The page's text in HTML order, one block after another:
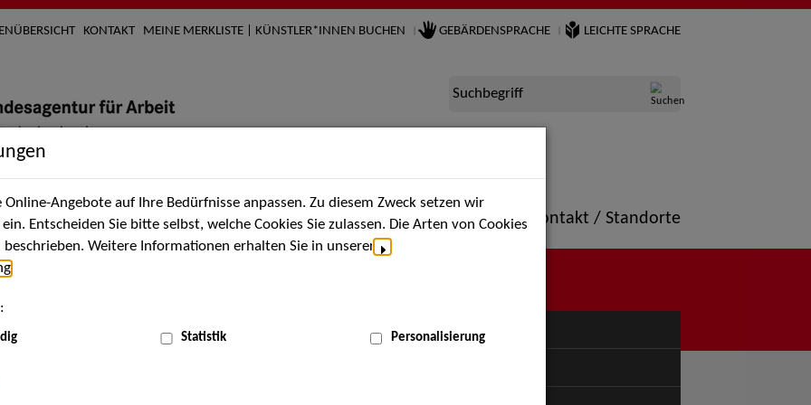
KONTAKT MEINE MERKLISTE | KÜNSTLER*INNEN BUCHEN GEBÄRDENSPRACHE LEICHTE SPRACHE
Suchbegriff
Künstler*innen Über uns Aktuelles Termine Portfolio Kontakt / Standorte
MENÜ
Angebote auf Ihre Bedürfnisse anpassen. Zu diesem Zweck setzen wir
Entscheiden Sie bitte selbst, welche Cookies Sie zulassen. Die Arten von Cookies
Weitere Informationen erhalten Sie in unserer
Statistik Personalisierung